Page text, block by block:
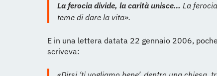
La ferocia divide, la carità unisce… La
teme di dare la vita».
E in una lettera datata 22 gennaio 2006,
scriveva: